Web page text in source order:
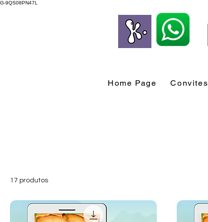
G-9QS08PN47L
Home Page Convites
17 produtos